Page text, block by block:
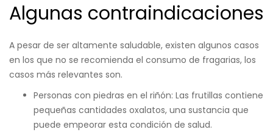
Algunas contraindicaciones
A pesar de ser altamente saludable, existen algunos casos
en los que no se recomienda el consumo de fragarias, los
casos más relevantes son.
Personas con piedras en el riñón: Las frutillas contiene
pequeñas cantidades oxalatos, una sustancia que
puede empeorar esta condición de salud.